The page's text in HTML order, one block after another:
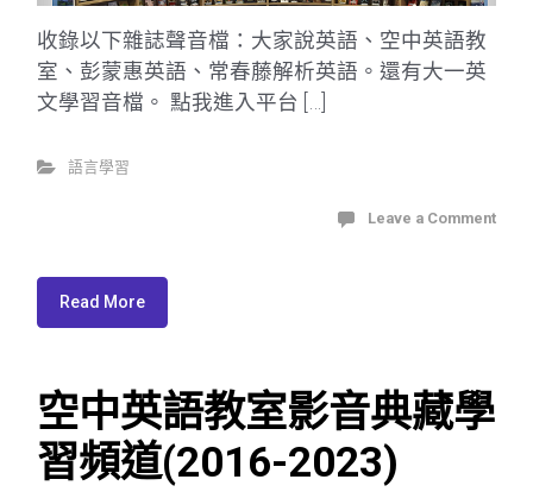
收錄以下雜誌聲音檔：大家說英語、空中英語教
室、彭蒙惠英語、常春藤解析英語。還有大一英
文學習音檔。 點我進入平台 […]
語言學習
Leave a Comment
Read More
空中英語教室影音典藏學
習頻道(2016-2023)